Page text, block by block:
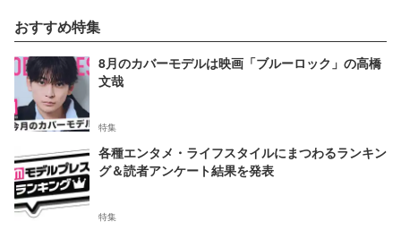
おすすめ特集
8月のカバーモデルは映画「ブルーロック」の高橋
文哉
特集
各種エンタメ・ライフスタイルにまつわるランキン
グ＆読者アンケート結果を発表
特集